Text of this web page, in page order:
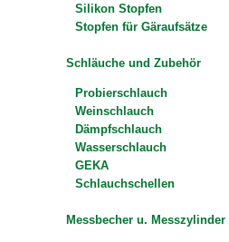
Silikon Stopfen
Stopfen für Gäraufsätze
Schläuche und Zubehör
Probierschlauch
Weinschlauch
Dämpfschlauch
Wasserschlauch
GEKA
Schlauchschellen
Messbecher u. Messzylinder